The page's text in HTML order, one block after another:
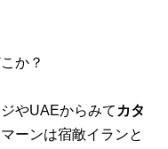
か？
やUAEからみて カタ
ーンは宿敵イランと